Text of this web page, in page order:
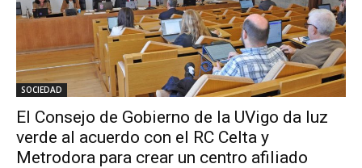
SOCIEDAD
El Consejo de Gobierno de la UVigo da luz
verde al acuerdo con el RC Celta y
Metrodora para crear un centro afiliado